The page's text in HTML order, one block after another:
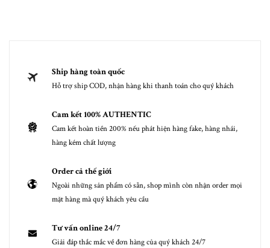
Ship hàng toàn quốc
Hỗ trợ ship COD, nhận hàng khi thanh toán cho quý khách
Cam kết 100% AUTHENTIC
Cam kết hoàn tiền 200% nếu phát hiện hàng fake, hàng nhái,
hàng kém chất lượng
Order cả thế giới
Ngoài những sản phẩm có sẵn, shop mình còn nhận order mọi
mặt hàng mà quý khách yêu cầu
Tư vấn online 24/7
Giải đáp thắc mắc về đơn hàng của quý khách 24/7